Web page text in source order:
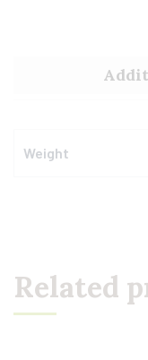
Weight
Related